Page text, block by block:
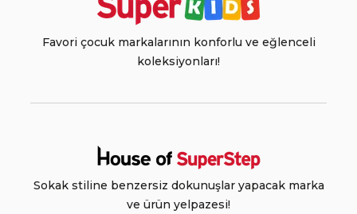
Favori çocuk markalarının konforlu ve eğlenceli
koleksiyonları!
Sokak stiline benzersiz dokunuşlar yapacak marka
ve ürün yelpazesi!